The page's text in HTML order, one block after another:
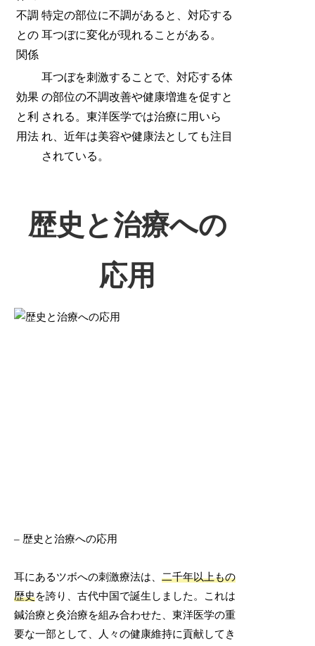
不調
との
関係
特定の部位に不調があると、対応する
耳つぼに変化が現れることがある。
効果
と利
用法
耳つぼを刺激することで、対応する体
の部位の不調改善や健康増進を促すと
される。東洋医学では治療に用いら
れ、近年は美容や健康法としても注目
されている。
歴史と治療への
応用
– 歴史と治療への応用
耳にあるツボへの刺激療法は、二千年以上もの
歴史を誇り、古代中国で誕生しました。これは
鍼治療と灸治療を組み合わせた、東洋医学の重
要な一部として、人々の健康維持に貢献してき